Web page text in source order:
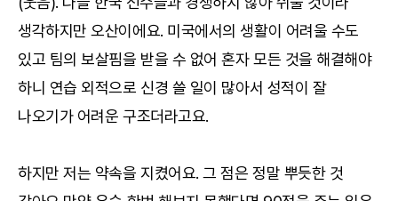
생각하지만 오산이에요. 미국에서의 생활이 어려울 수도
있고 팀의 보살핌을 받을 수 없어 혼자 모든 것을 해결해야
하니 연습 외적으로 신경 쓸 일이 많아서 성적이 잘
나오기가 어려운 구조더라고요.
하지만 저는 약속을 지켰어요. 그 점은 정말 뿌듯한 것